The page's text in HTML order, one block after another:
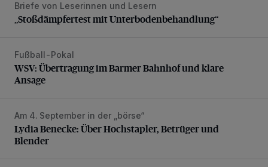
„Stoßdämpfertest mit Unterbodenbehandlung“
Briefe von Leserinnen und Lesern
„Stoßdämpfertest mit Unterbodenbehandlung“
WSV: Übertragung im Barmer Bahnhof und klare Ansage
Fußball-Pokal
WSV: Übertragung im Barmer Bahnhof und klare
Ansage
Lydia Benecke: Über Hochstapler, Betrüger und Blender
Am 4. September in der „börse“
Lydia Benecke: Über Hochstapler, Betrüger und
Blender